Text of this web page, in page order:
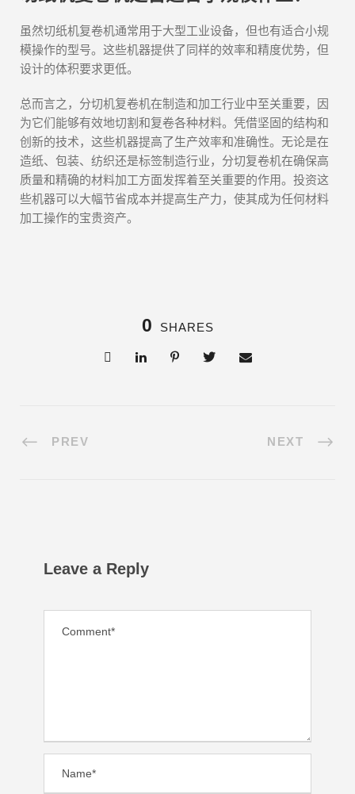
虽然切纸机复卷机通常用于大型工业设备，但也有适合小规
模操作的型号。这些机器提供了同样的效率和精度优势，但
设计的体积要求更低。
总而言之，分切机复卷机在制造和加工行业中至关重要，因
为它们能够有效地切割和复卷各种材料。凭借坚固的结构和
创新的技术，这些机器提高了生产效率和准确性。无论是在
造纸、包装、纺织还是标签制造行业，分切复卷机在确保高
质量和精确的材料加工方面发挥着至关重要的作用。投资这
些机器可以大幅节省成本并提高生产力，使其成为任何材料
加工操作的宝贵资产。
0 SHARES
PREV NEXT
Leave a Reply